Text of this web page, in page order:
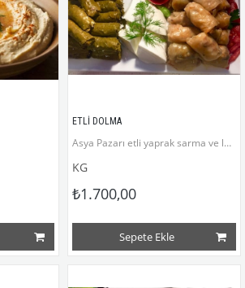
ETLİ DOLMA
Asya Pazarı etli yaprak sarma ve lahana sarma dolma kilogram
KG
₺1.700,00
Sepete Ekle